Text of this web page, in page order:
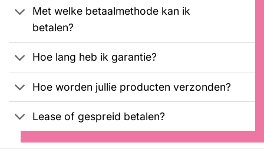
Met welke betaalmethode kan ik
betalen?
Hoe lang heb ik garantie?
Hoe worden jullie producten verzonden?
Lease of gespreid betalen?